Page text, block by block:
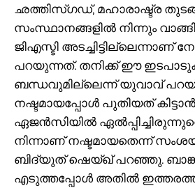
ഛത്തിസ്ഗഡ്, മഹാരാഷ്ട്ര
സംസ്ഥാനങ്ങളിൽ നിന്നും
ജിഎസ്ടി അടച്ചിട്ടില്ലെന്നാണ്
പറയുന്നത്. തനിക്ക് ഈ
ബന്ധവുമില്ലെന്ന് യുവാവ്
നഷ്ടമായപ്പോൾ പുതിയത്
ഏജൻസിയിൽ
നിന്നാണ് നഷ്ടമായതെന്ന്
ബിദ്യുത് ഷെയ്ഖ് പറഞ്ഞു. ബാങ്ക്
എടുത്തപ്പോൾ അതിൽ